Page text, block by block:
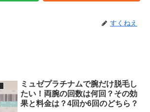
すくねえ
ミュゼプラチナムで腕だけ脱毛し
たい！両腕の回数は何回？その効
果と料金は？4回か6回のどちら？